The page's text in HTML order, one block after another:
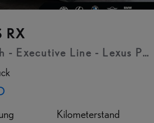
RX
- Executive Line - Lexus
Kilometerstand